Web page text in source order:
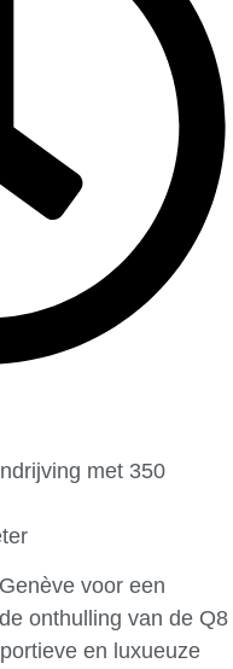
met 350
voor een
onthulling van de Q8
en luxueuze